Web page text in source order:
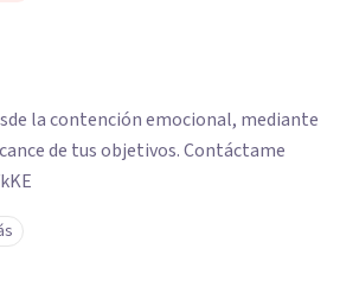
la contención emocional, mediante
de tus objetivos. Contáctame